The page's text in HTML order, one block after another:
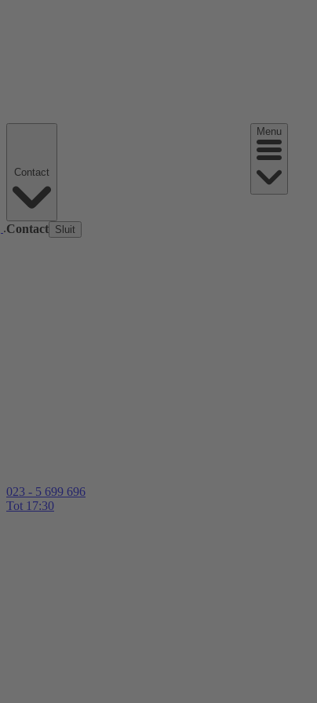
.Contact Sluit
023 - 5 699 696
Tot 17:30
Menu